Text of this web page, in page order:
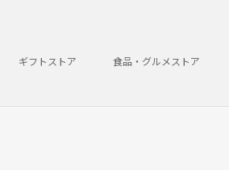
ギフトストア 食品・グルメストア